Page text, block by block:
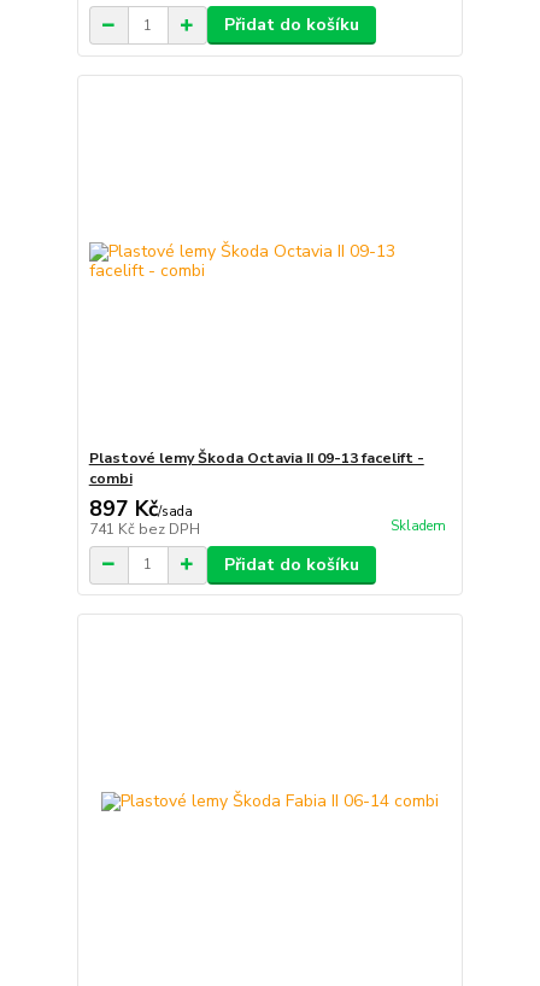
Přidat do košíku
Plastové lemy Škoda Octavia II 09-13 facelift -
combi
897 Kč/sada
741 Kč bez DPH Skladem
Přidat do košíku